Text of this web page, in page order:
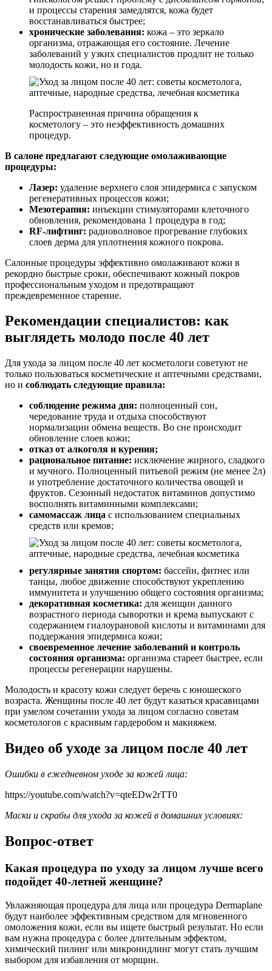
и процессы старения замедлятся, кожа будет
восстанавливаться быстрее;
хронические заболевания: кожа – это зеркало
организма, отражающая его состояние. Лечение
заболеваний у узких специалистов продлит не только
молодость кожи, но и года.
Распространенная причина обращения к
косметологу – это неэффективность домашних
процедур.
В салоне предлагают следующие омолаживающие
процедуры:
Лазер: удаление верхнего слоя эпидермиса с запуском
регенеративных процессов кожи;
Мезотерапия: инъекции стимуляторами клеточного
обновления, рекомендована 1 процедура в год;
RF-лифтинг: радиоволновое прогревание глубоких
слоев дерма для уплотнения кожного покрова.
Салонные процедуры эффективно омолаживают кожи в
рекордно быстрые сроки, обеспечивают кожный покров
профессиональным уходом и предотвращают
преждевременное старение.
Рекомендации специалистов: как
выглядеть молодо после 40 лет
Для ухода за лицом после 40 лет косметологи советуют не
только пользоваться косметические и аптечными средствами,
но и соблюдать следующие правила:
соблюдение режима дня: полноценный сон,
чередование труда и отдыха способствуют
нормализации обмена веществ. Во сне происходит
обновление слоев кожи;
отказ от алкоголя и курения;
рациональное питание: исключение жирного, сладкого
и мучного. Полноценный питьевой режим (не менее 2л)
и употребление достаточного количества овощей и
фруктов. Сезонный недостаток витаминов допустимо
восполнять витаминными комплексами;
самомассаж лица с использованием специальных
средств или кремов;
регулярные занятия спортом: бассейн, фитнес или
танцы, любое движение способствуют укреплению
иммунитета и улучшению общего состояния организма;
декоративная косметика: для женщин данного
возрастного периода сыворотки и крема выпускают с
содержанием гиалоурановой кислоты и витаминами для
поддержания эпидермиса кожи;
своевременное лечение заболеваний и контроль
состояния организма: организма стареет быстрее, если
процессы регенерации нарушены.
Молодость и красоту кожи следует беречь с юношеского
возраста. Женщины после 40 лет будут казаться красавицами
при умелом сочетании ухода за лицом согласно советам
косметологов с красивым гардеробом и макияжем.
Видео об уходе за лицом после 40 лет
Ошибки в ежедневном уходе за кожей лица:
https://youtube.com/watch?v=qteEDw2rTT0
Маски и скрабы для ухода за кожей в домашних условиях:
Вопрос-ответ
Какая процедура по уходу за лицом лучше всего
подойдет 40-летней женщине?
Увлажняющая процедура для лица или процедура Dermaplane
будут наиболее эффективным средством для мгновенного
омоложения кожи, если вы ищете быстрый результат. Но если
вам нужна процедура с более длительным эффектом,
химический пилинг или микронидлинг могут стать лучшим
выбором для избавления от морщин.